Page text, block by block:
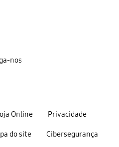
Online Privacidade
do site Cibersegurança
nos